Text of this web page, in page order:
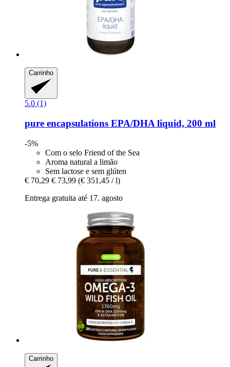
Carrinho
5.0 (1)
pure encapsulations EPA/DHA liquid, 200 ml
-5%
Com o selo Friend of the Sea
Aroma natural a limão
Sem lactose e sem glúten
€ 70,29 € 73,99 (€ 351,45 / l)
Entrega gratuita até 17. agosto
Carrinho